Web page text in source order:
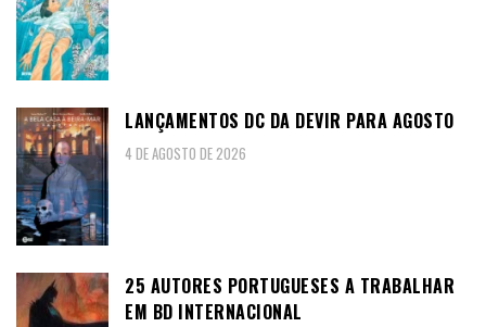
LANÇAMENTOS DC DA DEVIR PARA AGOSTO
4 DE AGOSTO DE 2026
25 AUTORES PORTUGUESES A TRABALHAR
EM BD INTERNACIONAL